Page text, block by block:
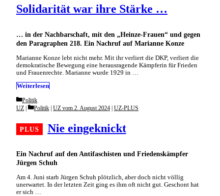
… in der Nachbarschaft, mit den „Heinze-Frauen“ und gegen
den Paragraphen 218. Ein Nachruf auf Marianne Konze
Solidarität war ihre Stärke …
Marianne Konze lebt nicht mehr. Mit ihr verliert die DKP, verliert die
demokratische Bewegung eine herausragende Kämpferin für Frieden
und Frauenrechte. Marianne wurde 1929 in …
Weiterlesen
Categories
Politik
Ein Nachruf auf den Antifaschisten und Friedenskämpfer
Jürgen Schuh
Nie eingeknickt
UZ Categories
Politik UZ vom 2. August 2024 UZ-PLUS
Am 4. Juni starb Jürgen Schuh plötzlich, aber doch nicht völlig
unerwartet. In der letzten Zeit ging es ihm oft nicht gut. Geschont hat
er sich …